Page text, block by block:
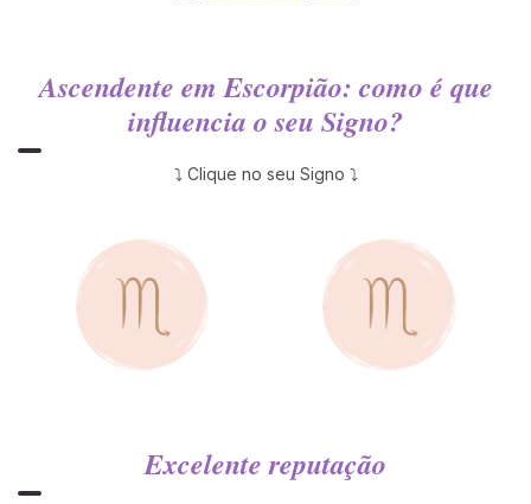
Ascendente em Escorpião: como é que
influencia o seu Signo?
⤵ Clique no seu Signo ⤵
Excelente reputação